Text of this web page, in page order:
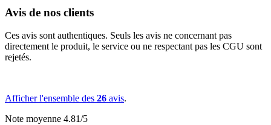
Avis de nos clients
Ces avis sont authentiques. Seuls les avis ne concernant pas
directement le produit, le service ou ne respectant pas les CGU sont
rejetés.
Afficher l'ensemble des 26 avis.
Note moyenne 4.81/5